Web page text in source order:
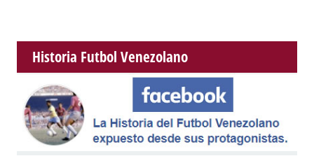
Historia Futbol Venezolano